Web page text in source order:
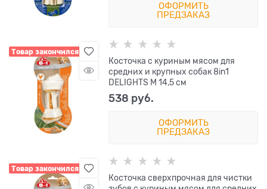
ОФОРМИТЬ
ПРЕДЗАКАЗ
Товар закончился
Косточка с куриным мясом для
средних и крупных собак 8in1
DELIGHTS M 14,5 см
538 руб.
ОФОРМИТЬ
ПРЕДЗАКАЗ
Товар закончился
Косточка сверхпрочная для чистки